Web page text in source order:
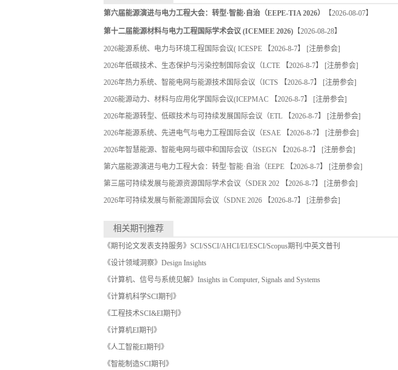
第六届能源演进与电力工程大会：转型·智能·自治（EEPE-TIA 2026） 【2026-08-07】
第十二届能源材料与电力工程国际学术会议 (ICEMEE 2026) 【2026-08-28】
2026能源系统、电力与环境工程国际会议( ICESPE 【2026-8-7】 [注册参会]
2026年低碳技术、生态保护与污染控制国际会议（LCTE 【2026-8-7】 [注册参会]
2026年热力系统、智能电网与能源技术国际会议（ICTS 【2026-8-7】 [注册参会]
2026能源动力、材料与应用化学国际会议(ICEPMAC 【2026-8-7】 [注册参会]
2026年能源转型、低碳技术与可持续发展国际会议（ETL 【2026-8-7】 [注册参会]
2026年能源系统、先进电气与电力工程国际会议（ESAE 【2026-8-7】 [注册参会]
2026年智慧能源、智能电网与碳中和国际会议（ISEGN 【2026-8-7】 [注册参会]
第六届能源演进与电力工程大会：转型·智能·自治（EEPE 【2026-8-7】 [注册参会]
第三届可持续发展与能源资源国际学术会议（SDER 202 【2026-8-7】 [注册参会]
2026年可持续发展与新能源国际会议（SDNE 2026 【2026-8-7】 [注册参会]
相关期刊推荐
《期刊论文发表支持服务》SCI/SSCI/AHCI/EI/ESCI/Scopus期刊/中英文普刊
《设计领域洞察》Design Insights
《计算机、信号与系统见解》Insights in Computer, Signals and Systems
《计算机科学SCI期刊》
《工程技术SCI&EI期刊》
《计算机EI期刊》
《人工智能EI期刊》
《智能制造SCI期刊》